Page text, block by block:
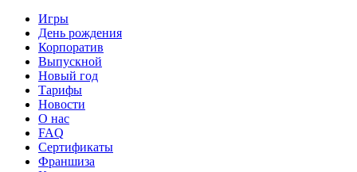
Игры
День рождения
Корпоратив
Выпускной
Новый год
Тарифы
Новости
О нас
FAQ
Сертификаты
Франшиза